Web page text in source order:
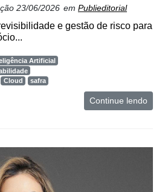
23/06/2026 em Publieditorial
e gestão de risco para
Artificial
Cloud safra
Continue lendo